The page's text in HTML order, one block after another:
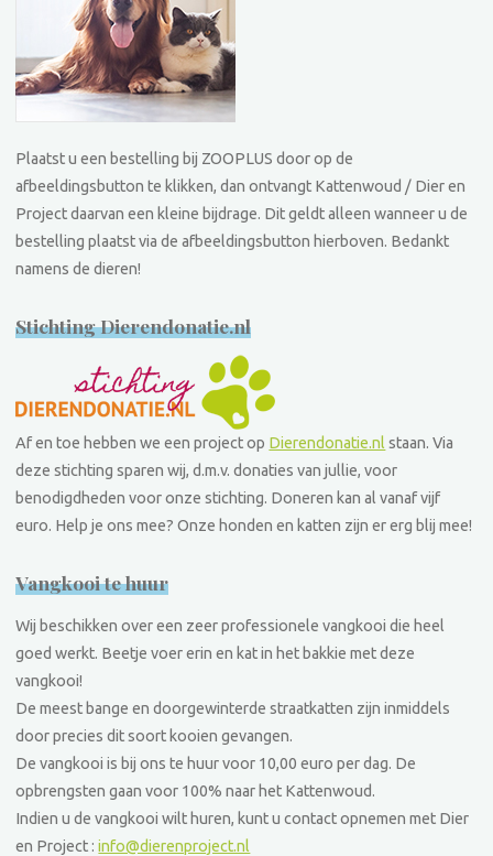
Plaatst u een bestelling bij ZOOPLUS door op de
afbeeldingsbutton te klikken, dan ontvangt Kattenwoud / Dier en
Project daarvan een kleine bijdrage. Dit geldt alleen wanneer u de
bestelling plaatst via de afbeeldingsbutton hierboven. Bedankt
namens de dieren!
Stichting Dierendonatie.nl
Af en toe hebben we een project op Dierendonatie.nlstaan. Via
deze stichting sparen wij, d.m.v. donaties van jullie, voor
benodigdheden voor onze stichting. Doneren kan al vanaf vijf
euro. Help je ons mee? Onze honden en katten zijn er erg blij mee!
Vangkooi te huur
Wij beschikken over een zeer professionele vangkooi die heel
goed werkt. Beetje voer erin en kat in het bakkie met deze
vangkooi!
De meest bange en doorgewinterde straatkatten zijn inmiddels
door precies dit soort kooien gevangen.
De vangkooi is bij ons te huur voor 10,00 euro per dag. De
opbrengsten gaan voor 100% naar het Kattenwoud.
Indien u de vangkooi wilt huren, kunt u contact opnemen met Dier
en Project :info@dierenproject.nl